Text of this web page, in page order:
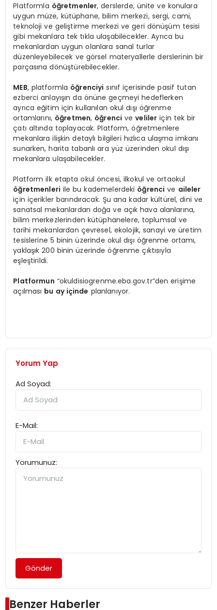
Platformla öğretmenler, derslerde, ünite ve konulara
uygun müze, kütüphane, bilim merkezi, sergi, cami,
teknoloji ve geliştirme merkezi ve geri dönüşüm tesisi
gibi mekanlara tek tıkla ulaşabilecekler. Ayrıca bu
mekanlardan uygun olanlara sanal turlar
düzenleyebilecek ve görsel materyallerle derslerinin bir
parçasına dönüştürebilecekler.
MEB, platformla öğrenciyi sınıf içerisinde pasif tutan
ezberci anlayışın da önüne geçmeyi hedeflerken
ayrıca eğitim için kullanılan okul dışı öğrenme
ortamlarını, öğretmen, öğrenci veveliler için tek bir
çatı altında toplayacak. Platform, öğretmenlere
mekanlara ilişkin detaylı bilgileri hızlıca ulaşma imkanı
sunarken, harita tabanlı ara yüz üzerinden okul dışı
mekanlara ulaşabilecekler.
Platform ilk etapta okul öncesi, ilkokul ve ortaokul
öğretmenleri ile bu kademelerdeki öğrenci ve aileler
için içerikler barındıracak. Şu ana kadar kültürel, dini ve
sanatsal mekanlardan doğa ve açık hava alanlarına,
bilim merkezlerinden kütüphanelere, toplumsal ve
tarihi mekanlardan çevresel, ekolojik, sanayi ve üretim
tesislerine 5 binin üzerinde okul dışı öğrenme ortamı,
yaklaşık 200 binin üzerinde öğrenme çıktısıyla
eşleştirildi.
Platformun “okuldisiogrenme.eba.gov.tr”den erişime
açılması bu ay içinde planlanıyor.
Yorum Yap
Ad Soyad:
E-Mail:
Yorumunuz:
Gönder
Benzer Haberler